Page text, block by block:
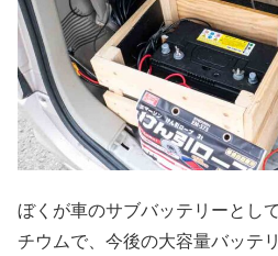
ぼくが車のサブバッテリーとし
チウムで、今後の大容量バッテ